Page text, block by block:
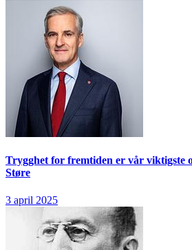
Trygghet for fremtiden er vår viktigste
Støre
3 april 2025